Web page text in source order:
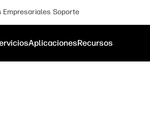
Empresariales Soporte
AplicacionesRecursos